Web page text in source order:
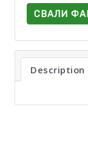
СВАЛИ
Description